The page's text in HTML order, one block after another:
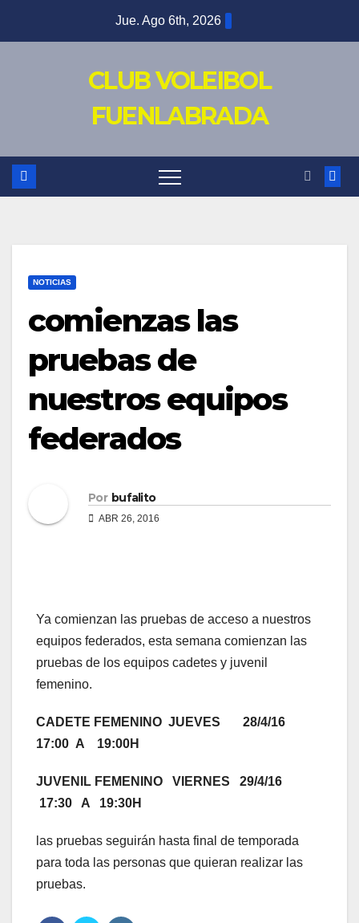
Jue. Ago 6th, 2026
CLUB VOLEIBOL
FUENLABRADA
NOTICIAS
comienzas las
pruebas de
nuestros equipos
federados
Por bufalito
ABR 26, 2016
Ya comienzan las pruebas de acceso a nuestros
equipos federados, esta semana comienzan las
pruebas de los equipos cadetes y juvenil
femenino.
CADETE FEMENINO JUEVES 28/4/16
17:00 A 19:00H
JUVENIL FEMENINO VIERNES 29/4/16
17:30 A 19:30H
las pruebas seguirán hasta final de temporada
para toda las personas que quieran realizar las
pruebas.